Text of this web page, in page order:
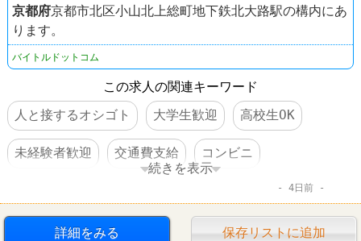
京都府京都市北区小山北上総町地下鉄北大路駅の構内にあ
ります。
バイトルドットコム
この求人の関連キーワード
人と接するオシゴト
大学生歓迎 高校生OK
未経験者歓迎 交通費支給 コンビニ
続きを表示
4日前
詳細をみる 保存リストに追加